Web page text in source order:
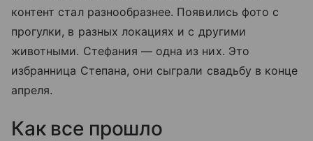
контент стал разнообразнее. Появились фото с
прогулки, в разных локациях и с другими
животными. Стефания — одна из них. Это
избранница Степана, они сыграли свадьбу в конце
апреля.
Как все прошло